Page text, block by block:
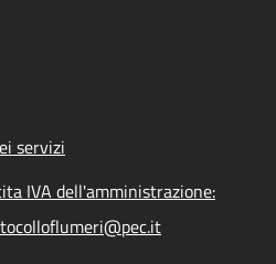
servizi
IVA dell'amministrazione: